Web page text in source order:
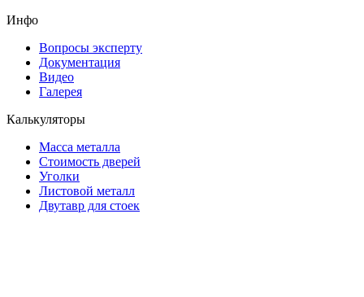
Инфо
Вопросы эксперту
Документация
Видео
Галерея
Калькуляторы
Масса металла
Стоимость дверей
Уголки
Листовой металл
Двутавр для стоек